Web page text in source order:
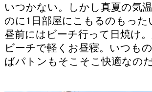
いつかない。しかし真夏の気
のに1日部屋にこもるのもった
昼前にはビーチ行って日焼け
ビーチで軽くお昼寝。いつも
ばパトンもそこそこ快適なのだ